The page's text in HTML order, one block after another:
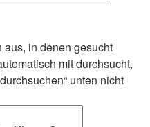
in denen gesucht
mit durchsucht,
unten nicht